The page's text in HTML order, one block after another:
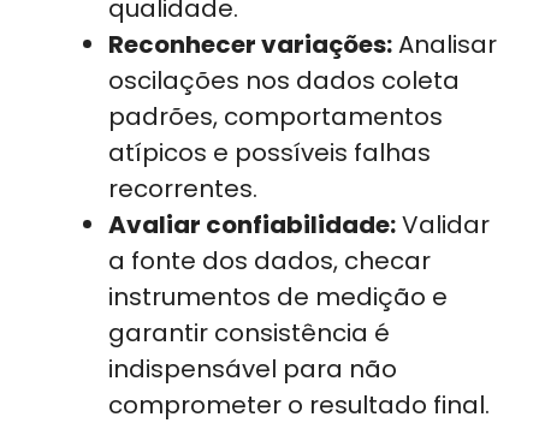
qualidade.
Reconhecer variações:Analisar
oscilações nos dados coleta
padrões, comportamentos
atípicos e possíveis falhas
recorrentes.
Avaliar confiabilidade:Validar
a fonte dos dados, checar
instrumentos de medição e
garantir consistência é
indispensável para não
comprometer o resultado final.